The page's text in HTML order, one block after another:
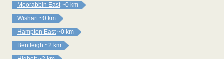
Moorabbin East ~0 km
Wishart ~0 km
Hampton East ~0 km
Bentleigh ~2 km